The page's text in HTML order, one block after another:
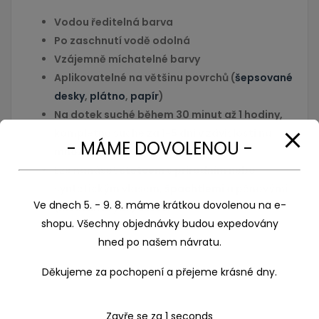
Vodou ředitelná barva
Po zaschnutí vodě odolná
Vzájemně míchatelné barvy
Aplikovatelné na většinu povrchů (šepsované
desky, plátno, papír)
Na dotek suché během 30 minut až 1 hodiny,
množství nanesených barev.
Lze nanášetštětcems přírodním nebo
(molitanovými) štětci
Ekonomické balení 46 ml